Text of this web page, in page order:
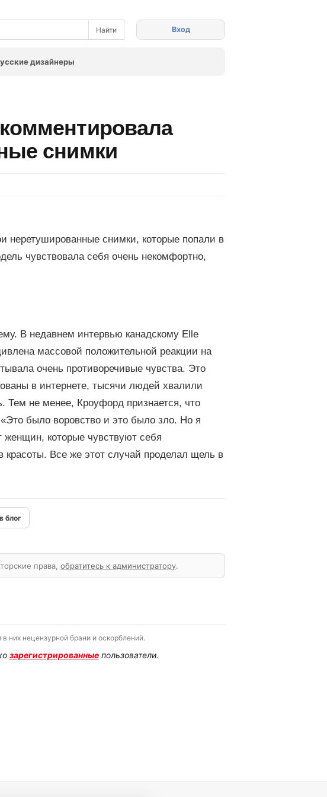
дизайнеры
Вход
снимки
неретушированные снимки, которые попали в
чувствовала себя очень некомфортно,
В недавнем интервью канадскому Elle
массовой положительной реакции на
очень противоречивые чувства. Это
в интернете, тысячи людей хвалили
Тем не менее, Кроуфорд признается, что
было воровство и это было зло. Но я
женщин, которые чувствуют себя
Все же этот случай проделал щель в
блог
права, обратитесь к администратору.
них нецензурной брани и оскорблений.
зарегистрированныепользователи.